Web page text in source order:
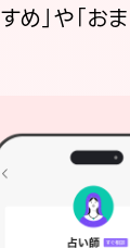
め」や「お